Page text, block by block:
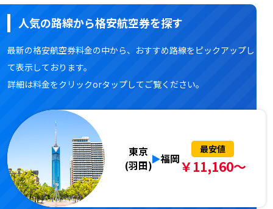
人気の路線から格安航空券を探す
最新の格安航空券料金の中から、おすすめ路線をピックアップし
て表示しております。
詳細は料金をクリックorタップしてご覧ください。
東京
(羽田) 福岡
最安値
￥11,160～